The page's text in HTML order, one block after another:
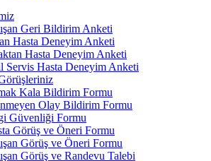
Geri Bildirim Anketi
Hasta Deneyim Anketi
Hasta Deneyim Anketi
Servis Hasta Deneyim Anketi
Kala Bildirim Formu
Olay Bildirim Formu
Güvenliği Formu
Görüş ve Öneri Formu
Görüş ve Öneri Formu
Görüş ve Randevu Talebi